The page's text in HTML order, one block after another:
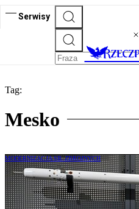
Serwisy
Tag:
Mesko
MODERNIZACJA SIŁ ZBROJNYCH
Polskie Pioruny na
wojennych